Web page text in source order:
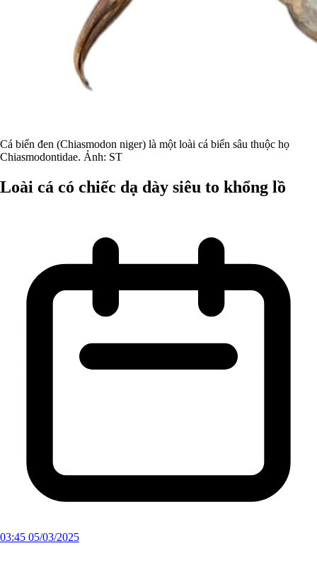
Cá biển đen (Chiasmodon niger) là một loài cá biển sâu thuộc họ
Chiasmodontidae. Ảnh: ST
Loài cá có chiếc dạ dày siêu to khổng lồ
03:45 05/03/2025